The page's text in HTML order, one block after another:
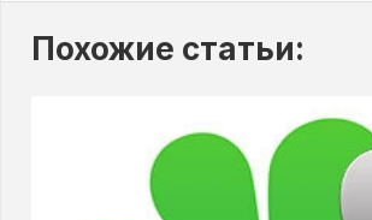
Похожие статьи: